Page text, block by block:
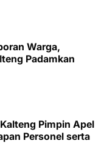
Warga,
Padamkan
Pimpin Apel
Personel serta